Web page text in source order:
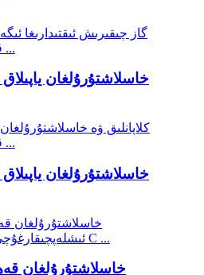
خاسلاشتۇرۇلغان
خاسلاشتۇرۇلغان
خاسلاشتۇرۇلغان